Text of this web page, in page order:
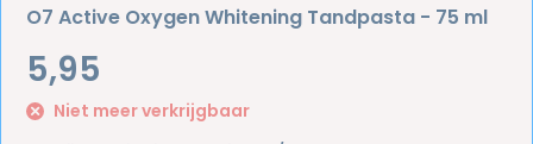
O7 Active Oxygen Whitening Tandpasta - 75 ml
5,95
Niet meer verkrijgbaar